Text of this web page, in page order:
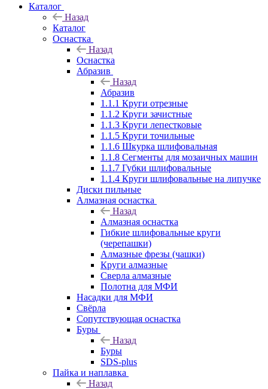
Каталог
Назад
Каталог
Оснастка
Назад
Оснастка
Абразив
Назад
Абразив
1.1.1 Круги отрезные
1.1.2 Круги зачистные
1.1.3 Круги лепестковые
1.1.5 Круги точильные
1.1.6 Шкурка шлифовальная
1.1.8 Сегменты для мозаичных машин
1.1.7 Губки шлифовальные
1.1.4 Круги шлифовальные на липучке
Диски пильные
Алмазная оснастка
Назад
Алмазная оснастка
Гибкие шлифовальные круги
(черепашки)
Алмазные фрезы (чашки)
Круги алмазные
Сверла алмазные
Полотна для МФИ
Насадки для МФИ
Свёрла
Сопутствующая оснастка
Буры
Назад
Буры
SDS-plus
Пайка и наплавка
Назад